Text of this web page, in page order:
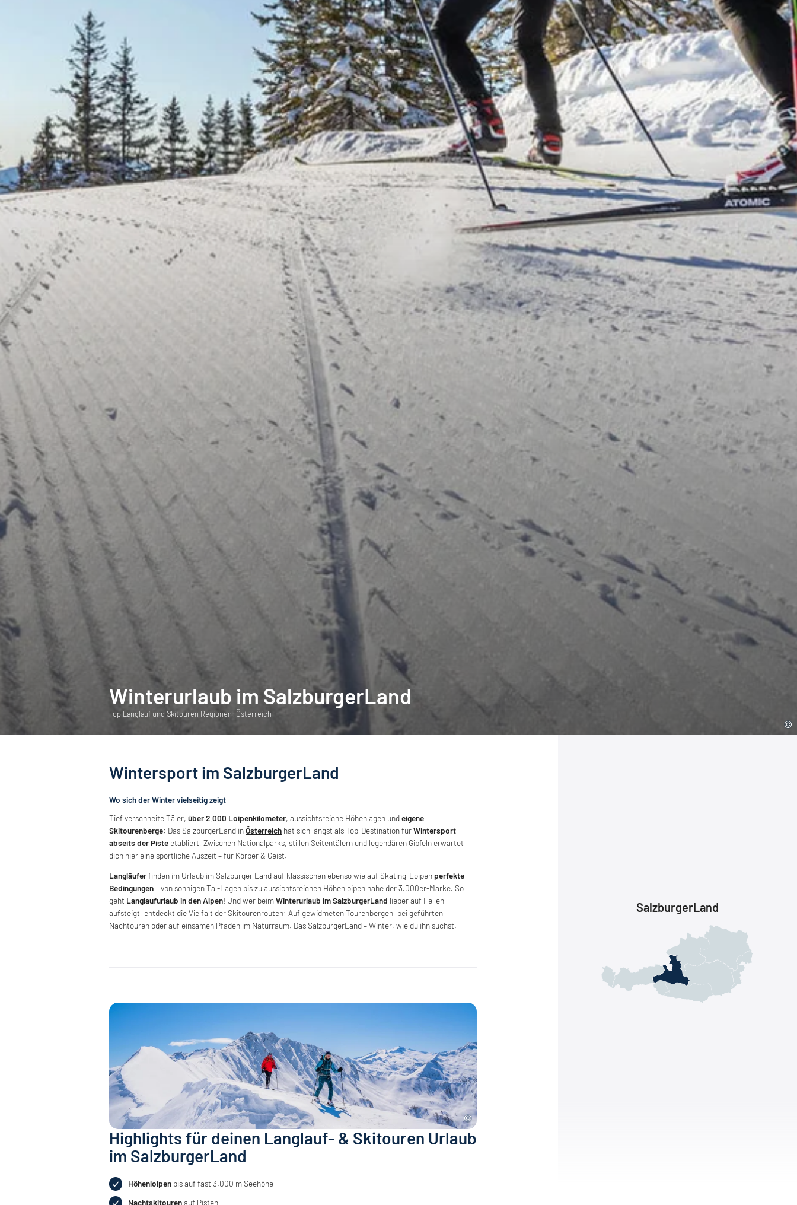
Winterurlaub im SalzburgerLand
Top Langlauf und Skitouren Regionen: Österreich
Wintersport im SalzburgerLand
Wo sich der Winter vielseitig zeigt
Tief verschneite Täler, über 2.000 Loipenkilometer, aussichtsreiche Höhenlagen undeigene
Skitourenberge: Das SalzburgerLand inÖsterreich hat sich längst als Top-Destination fürWintersport
abseits der Piste etabliert. Zwischen Nationalparks, stillen Seitentälern und legendären Gipfeln erwartet
dich hier eine sportliche Auszeit – für Körper & Geist.
Langläuferfinden im Urlaub im Salzburger Land auf klassischen ebenso wie auf Skating-Loipen perfekte
Bedingungen– von sonnigen Tal-Lagen bis zu aussichtsreichen Höhenloipen nahe der 3.000er-Marke. So
geht Langlaufurlaub in den Alpen! Und wer beimWinterurlaub im SalzburgerLand lieber auf Fellen
aufsteigt, entdeckt die Vielfalt der Skitourenrouten: Auf gewidmeten Tourenbergen, bei geführten
Nachtouren oder auf einsamen Pfaden im Naturraum. Das SalzburgerLand – Winter, wie du ihn suchst.
Highlights für deinen Langlauf- & Skitouren Urlaub
im SalzburgerLand
Höhenloipen bis auf fast 3.000 m Seehöhe
Nachtskitourenauf Pisten
SalzburgerLand